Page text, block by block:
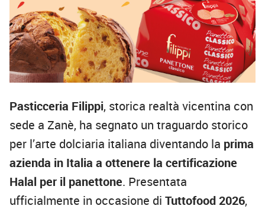
Pasticceria Filippi, storica realtà vicentina con
sede a Zanè, ha segnato un traguardo storico
per l’arte dolciaria italiana diventando la prima
azienda in Italia a ottenere la certificazione
Halal per il panettone. Presentata
ufficialmente in occasione di Tuttofood 2026,